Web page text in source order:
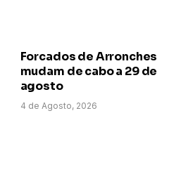
Forcados de Arronches
mudam de cabo a 29 de
agosto
4 de Agosto, 2026